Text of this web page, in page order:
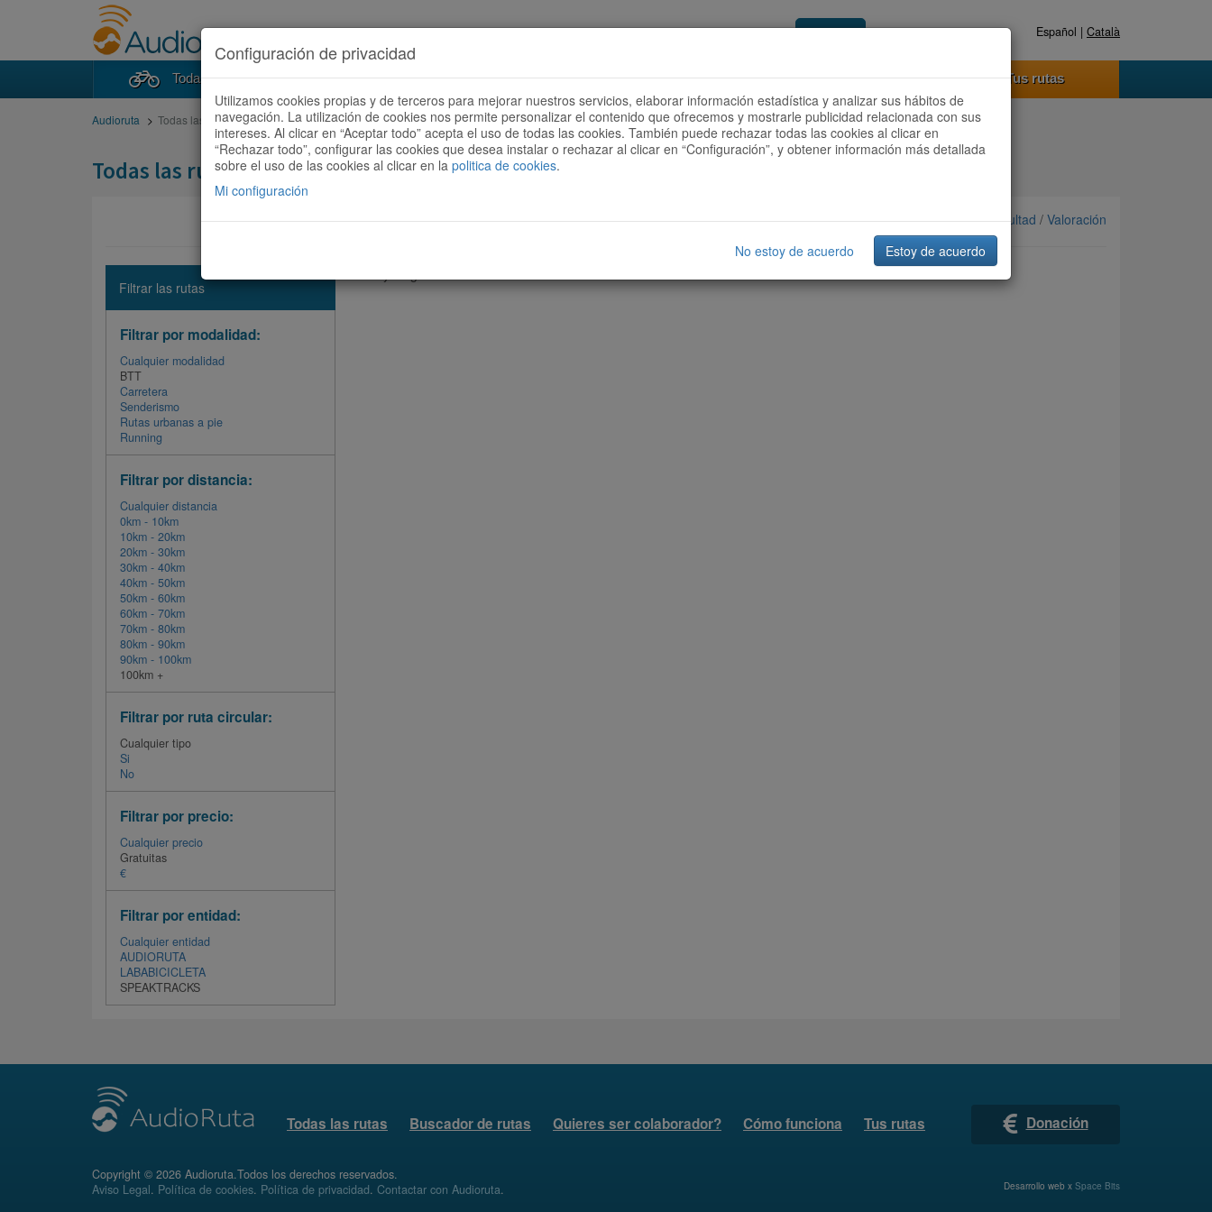
Acceder Registrate ahora Español | Català
Todas las rutas Buscador de rutas Quieres ser colaborador? Cómo funciona Tus rutas
Audioruta Todas las rutas
Todas las rutas
Ordenar por: Más recientes /Dificultad / Valoración
Filtrar las rutas
Filtrar por modalidad:
Cualquier modalidad
BTT
Carretera
Senderismo
Rutas urbanas a pie
Running
Filtrar por distancia:
Cualquier distancia
0km - 10km
10km - 20km
20km - 30km
30km - 40km
40km - 50km
50km - 60km
60km - 70km
70km - 80km
80km - 90km
90km - 100km
100km +
Filtrar por ruta circular:
Cualquier tipo
Si
No
Filtrar por precio:
Cualquier precio
Gratuitas
€
Filtrar por entidad:
Cualquier entidad
AUDIORUTA
LABABICICLETA
SPEAKTRACKS
Todas las rutas Buscador de rutas Quieres ser colaborador? Cómo funciona Tus rutas Donación
Copyright © 2026 Audioruta.Todos los derechos reservados.
Aviso Legal. Política de cookies. Política de privacidad. Contactar con Audioruta. Desarrollo web x Space Bits
Configuración de privacidad
Utilizamos cookies propias y de terceros para mejorar nuestros servicios, elaborar información estadística y analizar sus hábitos de
navegación. La utilización de cookies nos permite personalizar el contenido que ofrecemos y mostrarle publicidad relacionada con sus
intereses. Al clicar en “Aceptar todo” acepta el uso de todas las cookies. También puede rechazar todas las cookies al clicar en
“Rechazar todo”, configurar las cookies que desea instalar o rechazar al clicar en “Configuración”, y obtener información más detallada
sobre el uso de las cookies al clicar en la politica de cookies.
Mi configuración
No estoy de acuerdo Estoy de acuerdo